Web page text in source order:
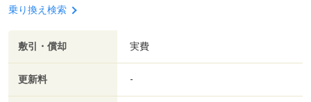
乗り換え検索
敷引・償却 実費
更新料 -